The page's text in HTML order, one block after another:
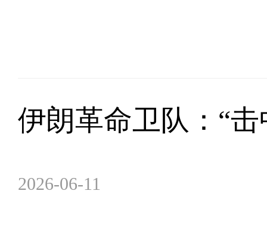
伊朗革命卫队：“
2026-06-11